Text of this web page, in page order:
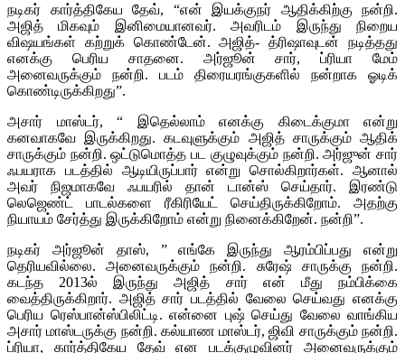
நடிகர் கார்த்திகேய தேவ், “என் இயக்குநர் ஆதிக்கிற்கு நன்றி.
அஜித் மிகவும் இனிமையானவர். அவரிடம் இருந்து நிறைய
விஷயங்கள் கற்றுக் கொண்டேன். அஜித்- த்ரிஷாவுடன் நடித்தது
எனக்கு பெரிய சாதனை. அர்ஜூன் சார், ப்ரியா மேம்
அனைவருக்கும் நன்றி. படம் திரையரங்குகளில் நன்றாக ஓடிக்
கொண்டிருக்கிறது”.
அசார் மாஸ்டர், “ இதெல்லாம் எனக்கு கிடைக்குமா என்று
கனவாகவே இருக்கிறது. கடவுளுக்கும் அஜித் சாருக்கும் ஆதிக்
சாருக்கும் நன்றி. ஒட்டுமொத்த பட குழுவுக்கும் நன்றி. அர்ஜுன் சார்
ஃபயராக படத்தில் ஆடியிருப்பார் என்று சொல்கிறார்கள். ஆனால்
அவர் நிஜமாகவே ஃபயரில் தான் டான்ஸ் செய்தார். இரண்டு
லெஜெண்ட் பாடல்களை ரீகிரியேட் செய்திருக்கிறோம். அதற்கு
நியாயம் சேர்த்து இருக்கிறோம் என்று நினைக்கிறேன். நன்றி”.
நடிகர் அர்ஜூன் தாஸ், ” எங்கே இருந்து ஆரம்பிப்பது என்று
தெரியவில்லை. அனைவருக்கும் நன்றி. சுரேஷ் சாருக்கு நன்றி.
கடந்த 2013ல் இருந்து அஜித் சார் என் மீது நம்பிக்கை
வைத்திருக்கிறார். அஜித் சார் படத்தில் வேலை செய்வது எனக்கு
பெரிய ரெஸ்பான்ஸ்பிலிட்டி. என்னை புஷ் செய்து வேலை வாங்கிய
அசார் மாஸ்டருக்கு நன்றி. கல்யாண மாஸ்டர், ஜிவி சாருக்கும் நன்றி.
ப்ரியா, கார்த்திகேய தேவ் என படக்குழுவினர் அனைவருக்கும்